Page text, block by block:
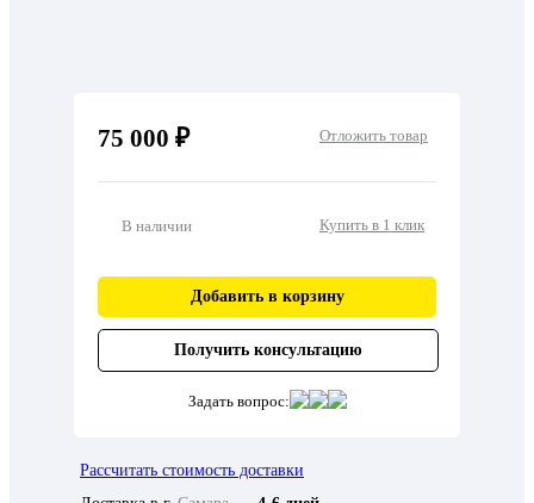
75 000 ₽ Отложить товар
В наличии Купить в 1 клик
Добавить в корзину
Получить консультацию
Задать вопрос:
Рассчитать стоимость доставки